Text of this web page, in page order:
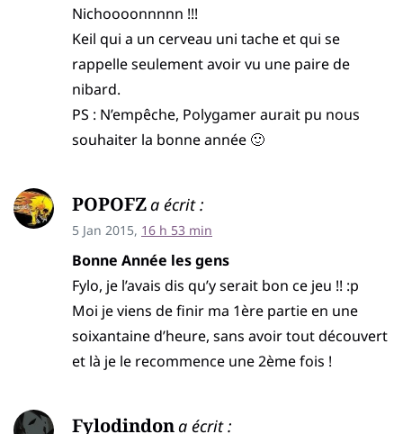
Nichoooonnnnn !!!
Keil qui a un cerveau uni tache et qui se
rappelle seulement avoir vu une paire de
nibard.
PS : N’empêche, Polygamer aurait pu nous
souhaiter la bonne année 🙂
POPOFZa écrit :
5 Jan 2015, 16 h 53 min
Bonne Année les gens
Fylo, je l’avais dis qu’y serait bon ce jeu !! :p
Moi je viens de finir ma 1ère partie en une
soixantaine d’heure, sans avoir tout découvert
et là je le recommence une 2ème fois !
Fylodindona écrit :